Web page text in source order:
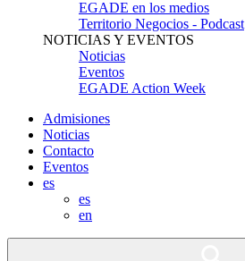
EGADE en los medios
Territorio Negocios - Podcast
NOTICIAS Y EVENTOS
Noticias
Eventos
EGADE Action Week
Admisiones
Noticias
Contacto
Eventos
es
es
en